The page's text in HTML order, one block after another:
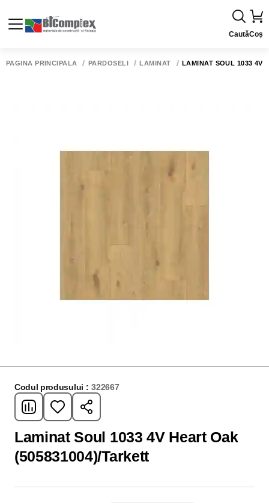
CautăCoș
PAGINA PRINCIPALĂ PARDOSELI LAMINAT LAMINAT SOUL 1033 4V
Codul produsului : 322667
Laminat Soul 1033 4V Heart Oak
(505831004)/Tarkett